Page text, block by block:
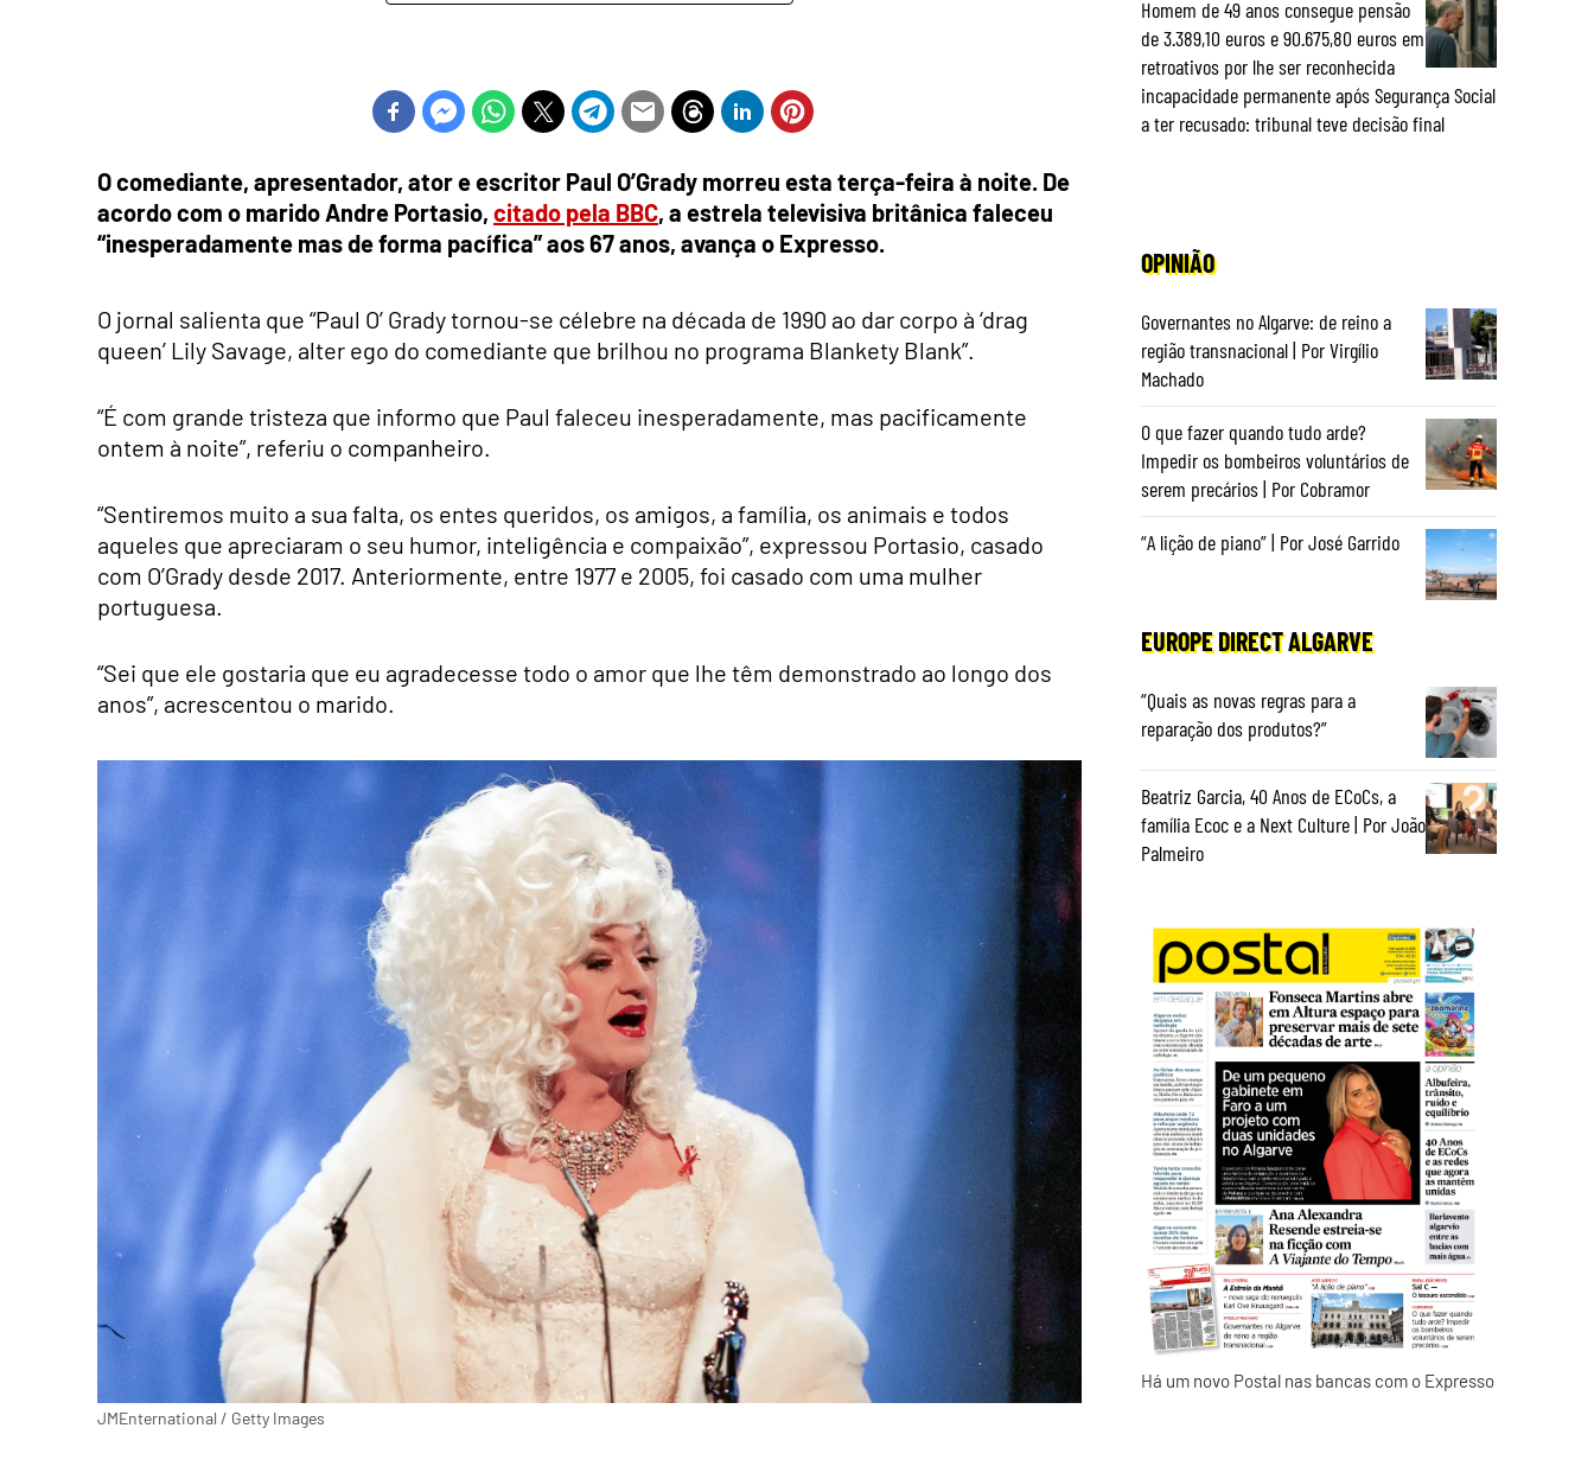
O comediante, apresentador, ator e escritor Paul O’Grady morreu esta terça-feira à noite. De
acordo com o marido Andre Portasio, citado pela BBC, a estrela televisiva britânica faleceu
“inesperadamente mas de forma pacífica” aos 67 anos, avança o Expresso.
O jornal salienta que “Paul O’ Grady tornou-se célebre na década de 1990 ao dar corpo à ‘drag
queen’ Lily Savage, alter ego do comediante que brilhou no programa Blankety Blank”.
“É com grande tristeza que informo que Paul faleceu inesperadamente, mas pacificamente
ontem à noite”, referiu o companheiro.
“Sentiremos muito a sua falta, os entes queridos, os amigos, a família, os animais e todos
aqueles que apreciaram o seu humor, inteligência e compaixão”, expressou Portasio, casado
com O’Grady desde 2017. Anteriormente, entre 1977 e 2005, foi casado com uma mulher
portuguesa.
“Sei que ele gostaria que eu agradecesse todo o amor que lhe têm demonstrado ao longo dos
anos”, acrescentou o marido.
JMEnternational / Getty Images
Homem de 49 anos consegue pensão
de 3.389,10 euros e 90.675,80 euros em
retroativos por lhe ser reconhecida
incapacidade permanente após Segurança Social
a ter recusado: tribunal teve decisão final
OPINIÃO
Governantes no Algarve: de reino a
região transnacional | Por Virgílio
Machado
O que fazer quando tudo arde?
Impedir os bombeiros voluntários de
serem precários | Por Cobramor
“A lição de piano” | Por José Garrido
EUROPE DIRECT ALGARVE
“Quais as novas regras para a
reparação dos produtos?”
Beatriz Garcia, 40 Anos de ECoCs, a
família Ecoc e a Next Culture | Por João
Palmeiro
Há um novo Postal nas bancas com o Expresso